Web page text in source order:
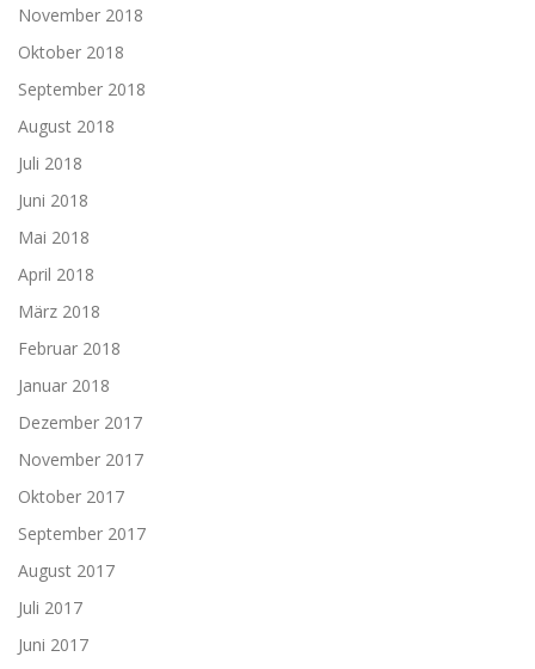
November 2018
Oktober 2018
September 2018
August 2018
Juli 2018
Juni 2018
Mai 2018
April 2018
März 2018
Februar 2018
Januar 2018
Dezember 2017
November 2017
Oktober 2017
September 2017
August 2017
Juli 2017
Juni 2017